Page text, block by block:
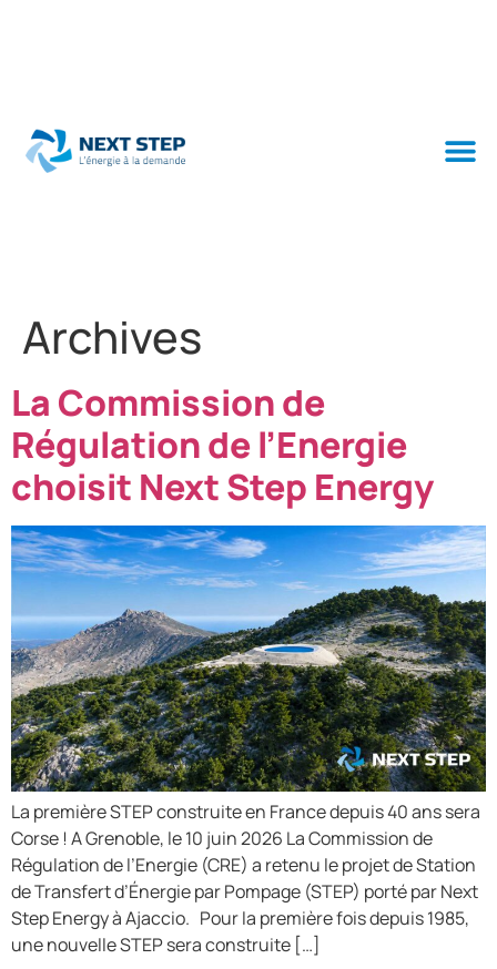
Archives
La Commission de
Régulation de l’Energie
choisit Next Step Energy
La première STEP construite en France depuis 40 ans sera
Corse ! A Grenoble, le 10 juin 2026 La Commission de
Régulation de l’Energie (CRE) a retenu le projet de Station
de Transfert d’Énergie par Pompage (STEP) porté par Next
Step Energy à Ajaccio. Pour la première fois depuis 1985,
une nouvelle STEP sera construite […]